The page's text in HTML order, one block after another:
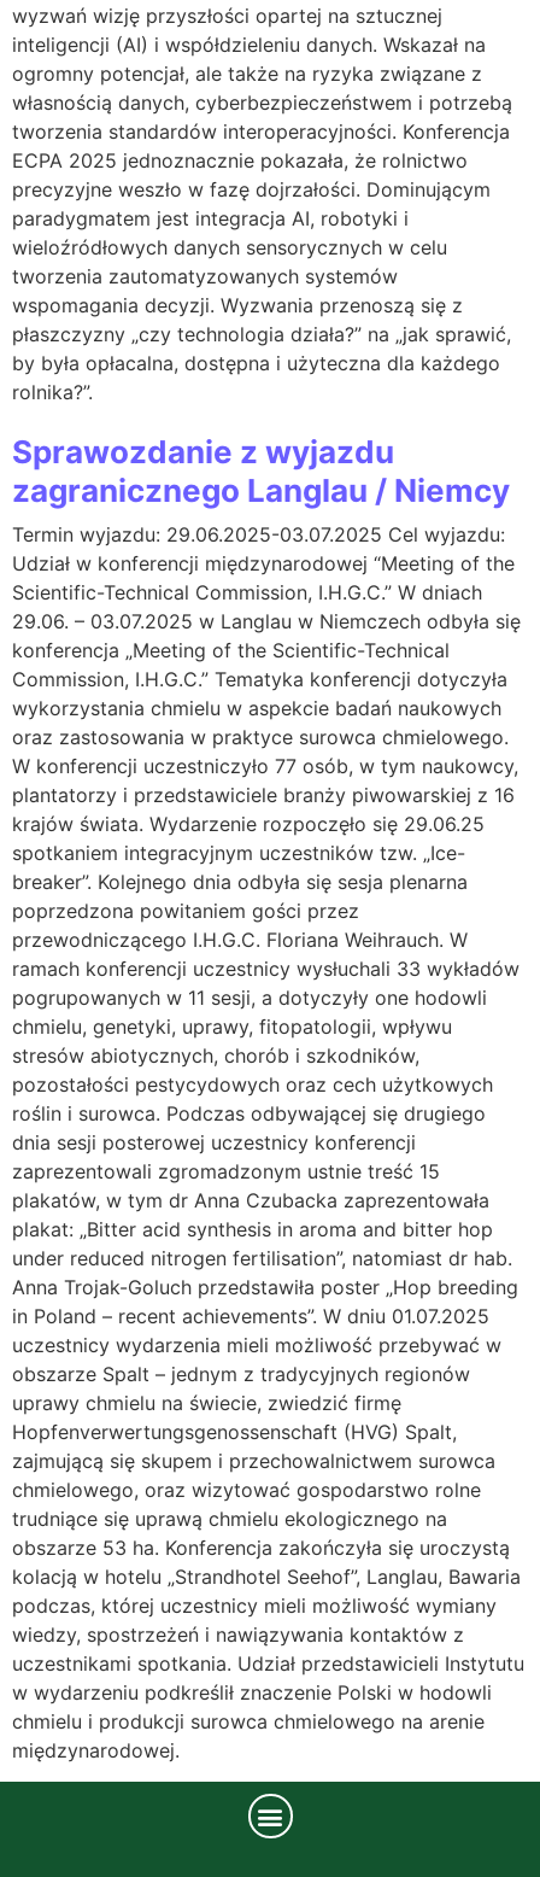
wyzwań wizję przyszłości opartej na sztucznej
inteligencji (AI) i współdzieleniu danych. Wskazał na
ogromny potencjał, ale także na ryzyka związane z
własnością danych, cyberbezpieczeństwem i potrzebą
tworzenia standardów interoperacyjności. Konferencja
ECPA 2025 jednoznacznie pokazała, że rolnictwo
precyzyjne weszło w fazę dojrzałości. Dominującym
paradygmatem jest integracja AI, robotyki i
wieloźródłowych danych sensorycznych w celu
tworzenia zautomatyzowanych systemów
wspomagania decyzji. Wyzwania przenoszą się z
płaszczyzny „czy technologia działa?” na „jak sprawić,
by była opłacalna, dostępna i użyteczna dla każdego
rolnika?”.
Sprawozdanie z wyjazdu
zagranicznego Langlau / Niemcy
Termin wyjazdu: 29.06.2025-03.07.2025 Cel wyjazdu:
Udział w konferencji międzynarodowej “Meeting of the
Scientific-Technical Commission, I.H.G.C.” W dniach
29.06. – 03.07.2025 w Langlau w Niemczech odbyła się
konferencja „Meeting of the Scientific-Technical
Commission, I.H.G.C.” Tematyka konferencji dotyczyła
wykorzystania chmielu w aspekcie badań naukowych
oraz zastosowania w praktyce surowca chmielowego.
W konferencji uczestniczyło 77 osób, w tym naukowcy,
plantatorzy i przedstawiciele branży piwowarskiej z 16
krajów świata. Wydarzenie rozpoczęło się 29.06.25
spotkaniem integracyjnym uczestników tzw. „Ice-
breaker”. Kolejnego dnia odbyła się sesja plenarna
poprzedzona powitaniem gości przez
przewodniczącego I.H.G.C. Floriana Weihrauch. W
ramach konferencji uczestnicy wysłuchali 33 wykładów
pogrupowanych w 11 sesji, a dotyczyły one hodowli
chmielu, genetyki, uprawy, fitopatologii, wpływu
stresów abiotycznych, chorób i szkodników,
pozostałości pestycydowych oraz cech użytkowych
roślin i surowca. Podczas odbywającej się drugiego
dnia sesji posterowej uczestnicy konferencji
zaprezentowali zgromadzonym ustnie treść 15
plakatów, w tym dr Anna Czubacka zaprezentowała
plakat: „Bitter acid synthesis in aroma and bitter hop
under reduced nitrogen fertilisation”, natomiast dr hab.
Anna Trojak-Goluch przedstawiła poster „Hop breeding
in Poland – recent achievements”. W dniu 01.07.2025
uczestnicy wydarzenia mieli możliwość przebywać w
obszarze Spalt – jednym z tradycyjnych regionów
uprawy chmielu na świecie, zwiedzić firmę
Hopfenverwertungsgenossenschaft (HVG) Spalt,
zajmującą się skupem i przechowalnictwem surowca
chmielowego, oraz wizytować gospodarstwo rolne
trudniące się uprawą chmielu ekologicznego na
obszarze 53 ha. Konferencja zakończyła się uroczystą
kolacją w hotelu „Strandhotel Seehof”, Langlau, Bawaria
podczas, której uczestnicy mieli możliwość wymiany
wiedzy, spostrzeżeń i nawiązywania kontaktów z
uczestnikami spotkania. Udział przedstawicieli Instytutu
w wydarzeniu podkreślił znaczenie Polski w hodowli
chmielu i produkcji surowca chmielowego na arenie
międzynarodowej.